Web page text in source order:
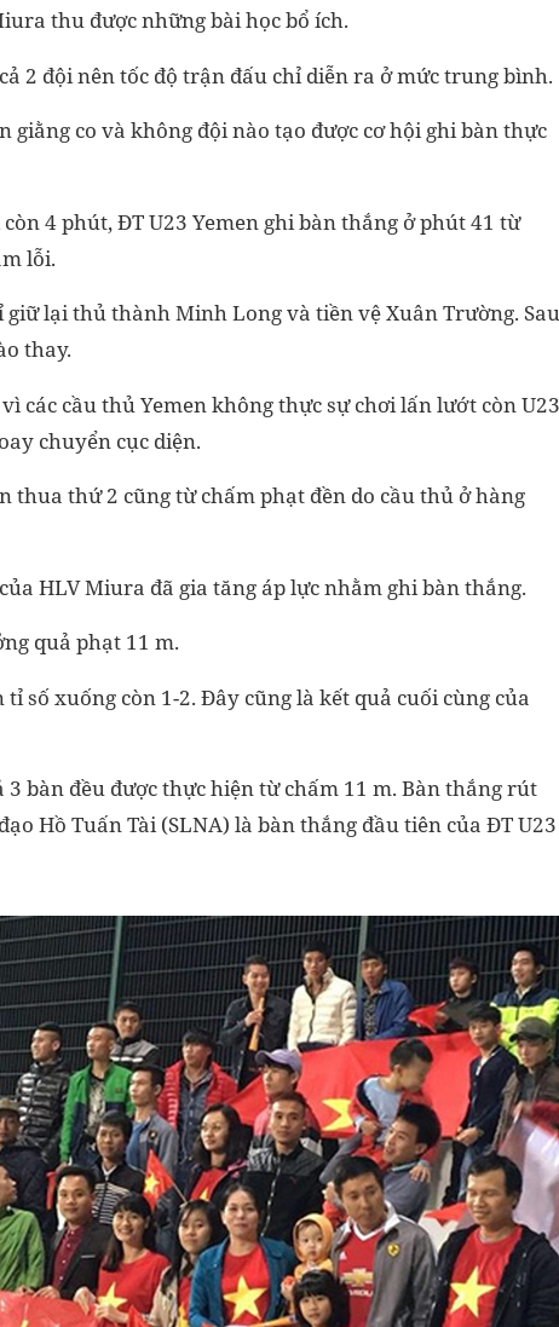
thu được những bài học bổ ích.
2 đội nên tốc độ trận đấu chỉ diễn ra ở mức trung bình.
co và không đội nào tạo được cơ hội ghi bàn thực
4 phút, ĐT U23 Yemen ghi bàn thắng ở phút 41 từ
lỗi.
lại thủ thành Minh Long và tiền vệ Xuân Trường. Sau
thay.
các cầu thủ Yemen không thực sự chơi lấn lướt còn U23
chuyển cục diện.
thua thứ 2 cũng từ chấm phạt đền do cầu thủ ở hàng
HLV Miura đã gia tăng áp lực nhằm ghi bàn thắng.
quả phạt 11 m.
số xuống còn 1-2. Đây cũng là kết quả cuối cùng của
bàn đều được thực hiện từ chấm 11 m. Bàn thắng rút
Hồ Tuấn Tài (SLNA) là bàn thắng đầu tiên của ĐT U23